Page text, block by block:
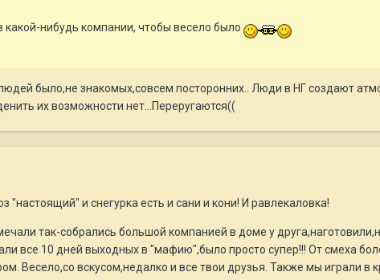
какой-нибудь компании, чтобы весело было
было,не знакомых,совсем посторонних.. Люди в НГ создают
их возможности нет...Переругаются((
"настоящий" и снегурка есть и сани и кони! И равлекаловка!
так-собрались большой компанией в доме у
все 10 дней выходных в "мафию",было просто супер!!! От смеха
Весело,со вскусом,недалко и все твои друзья. Также мы играли в